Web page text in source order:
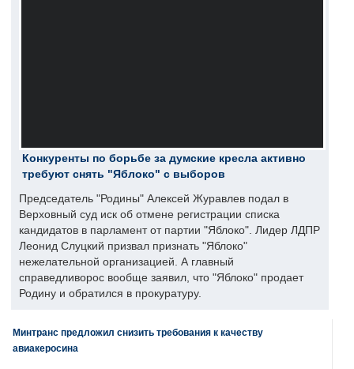
Конкуренты по борьбе за думские кресла активно
требуют снять "Яблоко" с выборов
Председатель "Родины" Алексей Журавлев подал в
Верховный суд иск об отмене регистрации списка
кандидатов в парламент от партии "Яблоко". Лидер ЛДПР
Леонид Слуцкий призвал признать "Яблоко"
нежелательной организацией. А главный
справедливорос вообще заявил, что "Яблоко" продает
Родину и обратился в прокуратуру.
Минтранс предложил снизить требования к качеству
авиакеросина